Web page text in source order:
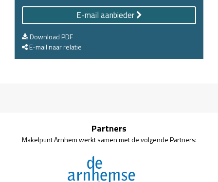
E-mail aanbieder
Download PDF
E-mail naar relatie
Partners
Makelpunt Arnhem werkt samen met de volgende Partners: